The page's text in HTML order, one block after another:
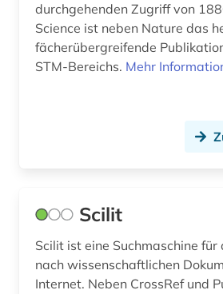
volltext (1)
walter de gruyter (1)
wasserwirtschaft (1)
wissenschaftler (1)
durchgehenden Zugriff von
Science ist neben Nature das
fächerübergreifende
STM-Bereichs. Mehr
Scilit
Scilit ist eine Suchmaschine für
nach wissenschaftlichen
Internet. Neben CrossRef und